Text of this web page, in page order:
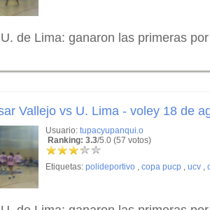
de Lima: ganaron las primeras
Vallejo vs U. Lima - voley 18 de
Usuario: tupacyupanqui.o
Ranking: 3.3/5.0 (57 votos)
Etiquetas: polideportivo , copa pucp , ucv ,